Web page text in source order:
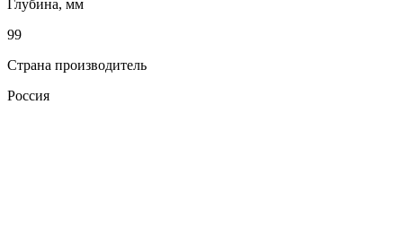
Глубина, мм
99
Страна производитель
Россия